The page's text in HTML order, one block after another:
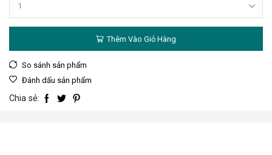
230mm
Thêm Vào Giỏ Hàng
So sánh sản phẩm
Đánh dấu sản phẩm
Chia sẻ: